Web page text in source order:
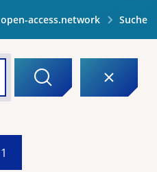
open-access.network Suche
1